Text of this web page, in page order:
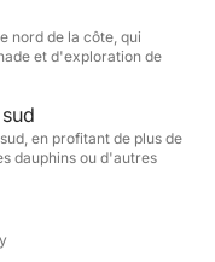
Et n'oubliez pas
tout en vous
bateau est
:
chips, olives) et
à l'orange,
une navigation
nord de la côte, qui
et d'exploration de
en profitant de plus de
dauphins ou d'autres